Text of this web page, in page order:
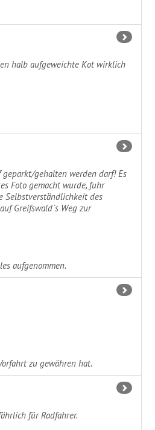
halb aufgeweichte Kot wirklich
geparkt/gehalten werden darf! Es
Foto gemacht wurde, fuhr
Selbstverständlichkeit des
Greifswald`s Weg zur
aufgenommen.
zu gewähren hat.
für Radfahrer.